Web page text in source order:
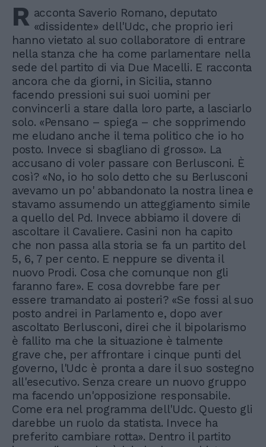
R acconta Saverio Romano, deputato
«dissidente» dell'Udc, che proprio ieri
hanno vietato al suo collaboratore di entrare
nella stanza che ha come parlamentare nella
sede del partito di via Due Macelli. E racconta
ancora che da giorni, in Sicilia, stanno
facendo pressioni sui suoi uomini per
convincerli a stare dalla loro parte, a lasciarlo
solo. «Pensano – spiega – che sopprimendo
me eludano anche il tema politico che io ho
posto. Invece si sbagliano di grosso». La
accusano di voler passare con Berlusconi. È
così? «No, io ho solo detto che su Berlusconi
avevamo un po' abbandonato la nostra linea e
stavamo assumendo un atteggiamento simile
a quello del Pd. Invece abbiamo il dovere di
ascoltare il Cavaliere. Casini non ha capito
che non passa alla storia se fa un partito del
5, 6, 7 per cento. E neppure se diventa il
nuovo Prodi. Cosa che comunque non gli
faranno fare». E cosa dovrebbe fare per
essere tramandato ai posteri? «Se fossi al suo
posto andrei in Parlamento e, dopo aver
ascoltato Berlusconi, direi che il bipolarismo
è fallito ma che la situazione è talmente
grave che, per affrontare i cinque punti del
governo, l'Udc è pronta a dare il suo sostegno
all'esecutivo. Senza creare un nuovo gruppo
ma facendo un'opposizione responsabile.
Come era nel programma dell'Udc. Questo gli
darebbe un ruolo da statista. Invece ha
preferito cambiare rotta». Dentro il partito